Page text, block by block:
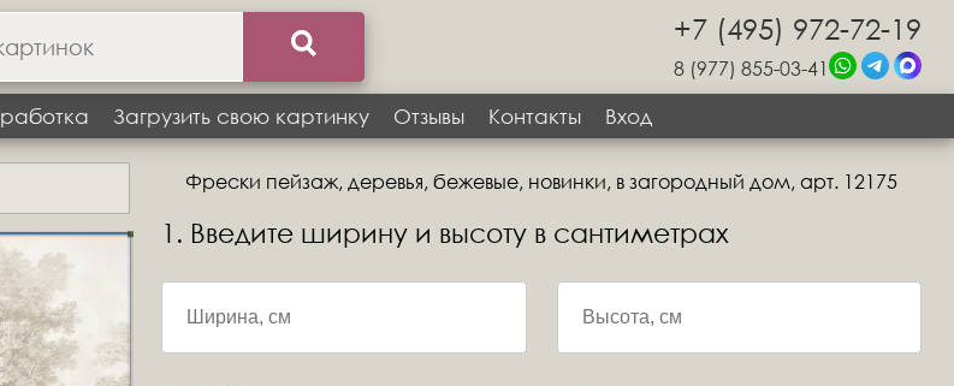
+7 (495) 972-72-19
8 (977) 855-03-41
Загрузить свою картинку Отзывы Контакты Вход
Фрески пейзаж, деревья, бежевые, новинки, в загородный дом, арт. 12175
1. Введите ширину и высоту в сантиметрах